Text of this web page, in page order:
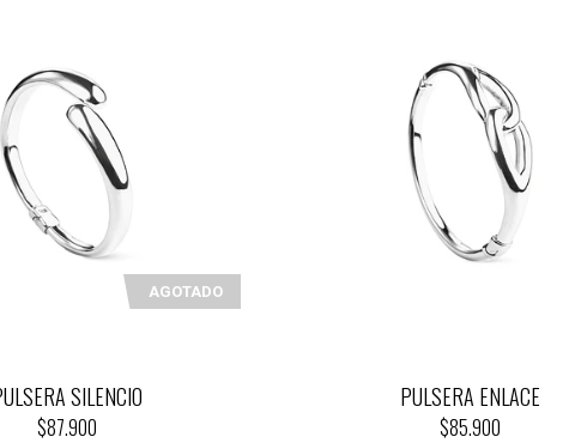
AGOTADO
SILENCIO
$87.900
PULSERA ENLACE
$85.900